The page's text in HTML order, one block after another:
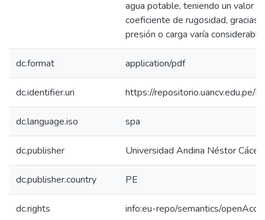
agua potable, teniendo un valor
coeficiente de rugosidad, gracias
presión o carga varía
dc.format application/pdf
dc.identifier.uri https://repositorio.uancv.edu.pe/
dc.language.iso spa
dc.publisher Universidad Andina Néstor
dc.publisher.country PE
dc.rights info:eu-repo/semantics/